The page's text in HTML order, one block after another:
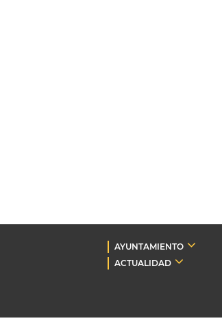
AYUNTAMIENTO
ACTUALIDAD